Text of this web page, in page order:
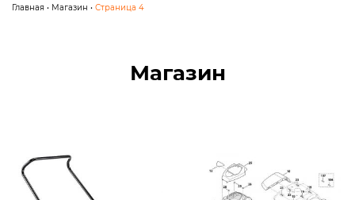
Главная • Магазин • Страница 4
Магазин